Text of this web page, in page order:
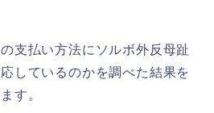
支払い方法にソルボ外反母趾
しているのかを調べた結果を
す。